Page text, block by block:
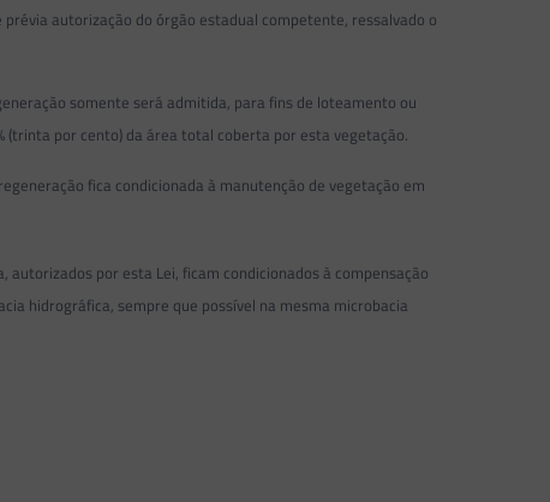
autorização do órgão estadual competente, ressalvado o
somente será admitida, para fins de loteamento ou
(trinta por cento) da área total coberta por esta vegetação.
fica condicionada à manutenção de vegetação em
por esta Lei, ficam condicionados à compensação
hidrográfica, sempre que possível na mesma microbacia